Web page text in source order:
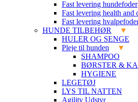
Fast levering hundefoder
Fast levering health and
Fast levering
HUNDE TILBEHØR
HULER OG SENGE
Pleje til hunden
SHAMPOO
BØRSTER &
HYGIENE
LEGETØJ
LYS TIL NATTEN
Agility Udstyr